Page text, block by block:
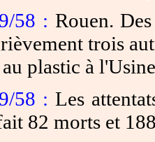
58 : Rouen.
trois
plastic à
58 : Les
82 morts et